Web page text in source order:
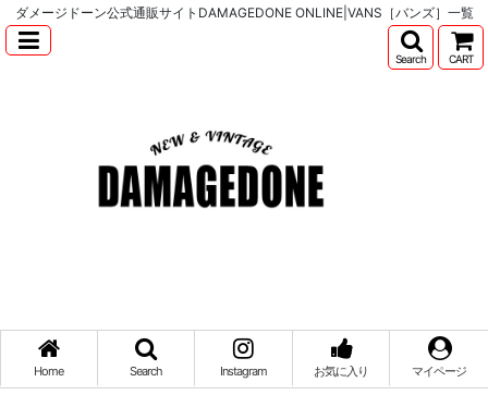
ダメージドーン公式通販サイトDAMAGEDONE ONLINE|VANS［バンズ］一覧
Search CART
Home Search Instagram お気に入り マイページ